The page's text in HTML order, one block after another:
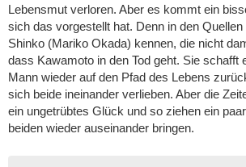
Lebensmut verloren. Aber es kommt ein
sich das vorgestellt hat. Denn in den Quellen
Shinko (Mariko Okada) kennen, die nicht
dass Kawamoto in den Tod geht. Sie schafft
Mann wieder auf den Pfad des Lebens
sich beide ineinander verlieben. Aber die
ein ungetrübtes Glück und so ziehen ein
beiden wieder auseinander bringen.